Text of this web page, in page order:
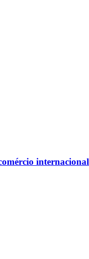
internacional